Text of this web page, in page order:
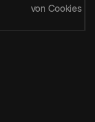
von Cookies